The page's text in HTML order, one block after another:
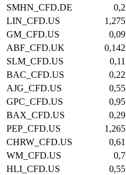
SMHN_CFD.DE
0,2
LIN_CFD.US
1,275
GM_CFD.US
0,09
ABF_CFD.UK
0,142
SLM_CFD.US
0,11
BAC_CFD.US
0,22
AJG_CFD.US
0,55
GPC_CFD.US
0,95
BAX_CFD.US
0,29
PEP_CFD.US
1,265
CHRW_CFD.US
0,61
WM_CFD.US
0,7
HLI_CFD.US
0,55